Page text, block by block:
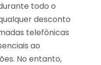
todo o
desconto
telefônicas
ao
No entanto,